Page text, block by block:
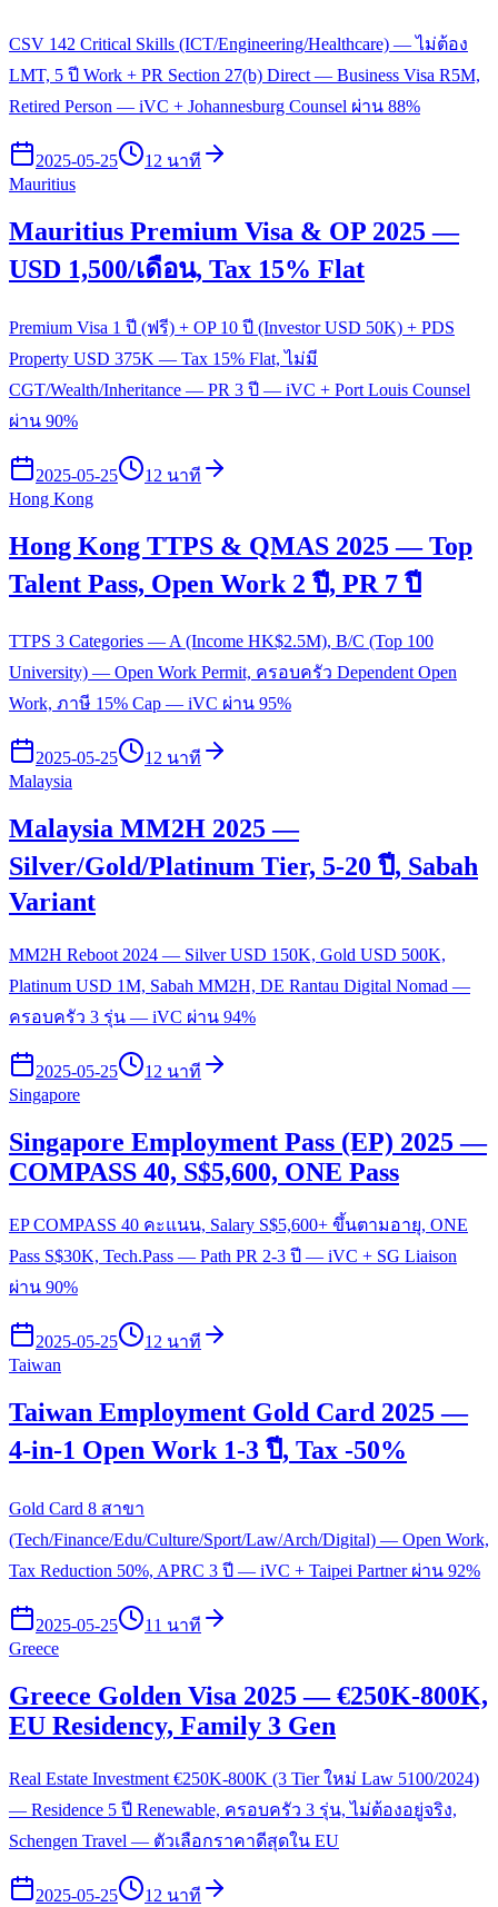
CSV 142 Critical Skills (ICT/Engineering/Healthcare) — ไม่ต้อง
LMT, 5 ปี Work + PR Section 27(b) Direct — Business Visa R5M,
Retired Person — iVC + Johannesburg Counsel ผ่าน 88%
2025-05-25
12 นาที
Mauritius
Mauritius Premium Visa & OP 2025 —
USD 1,500/เดือน, Tax 15% Flat
Premium Visa 1 ปี (ฟรี) + OP 10 ปี (Investor USD 50K) + PDS
Property USD 375K — Tax 15% Flat, ไม่มี
CGT/Wealth/Inheritance — PR 3 ปี — iVC + Port Louis Counsel
ผ่าน 90%
2025-05-25
12 นาที
Hong Kong
Hong Kong TTPS & QMAS 2025 — Top
Talent Pass, Open Work 2 ปี, PR 7 ปี
TTPS 3 Categories — A (Income HK$2.5M), B/C (Top 100
University) — Open Work Permit, ครอบครัว Dependent Open
Work, ภาษี 15% Cap — iVC ผ่าน 95%
2025-05-25
12 นาที
Malaysia
Malaysia MM2H 2025 —
Silver/Gold/Platinum Tier, 5-20 ปี, Sabah
Variant
MM2H Reboot 2024 — Silver USD 150K, Gold USD 500K,
Platinum USD 1M, Sabah MM2H, DE Rantau Digital Nomad —
ครอบครัว 3 รุ่น — iVC ผ่าน 94%
2025-05-25
12 นาที
Singapore
Singapore Employment Pass (EP) 2025 —
COMPASS 40, S$5,600, ONE Pass
EP COMPASS 40 คะแนน, Salary S$5,600+ ขึ้นตามอายุ, ONE
Pass S$30K, Tech.Pass — Path PR 2-3 ปี — iVC + SG Liaison
ผ่าน 90%
2025-05-25
12 นาที
Taiwan
Taiwan Employment Gold Card 2025 —
4-in-1 Open Work 1-3 ปี, Tax -50%
Gold Card 8 สาขา
(Tech/Finance/Edu/Culture/Sport/Law/Arch/Digital) — Open Work,
Tax Reduction 50%, APRC 3 ปี — iVC + Taipei Partner ผ่าน 92%
2025-05-25
11 นาที
Greece
Greece Golden Visa 2025 — €250K-800K,
EU Residency, Family 3 Gen
Real Estate Investment €250K-800K (3 Tier ใหม่ Law 5100/2024)
— Residence 5 ปี Renewable, ครอบครัว 3 รุ่น, ไม่ต้องอยู่จริง,
Schengen Travel — ตัวเลือกราคาดีสุดใน EU
2025-05-25
12 นาที